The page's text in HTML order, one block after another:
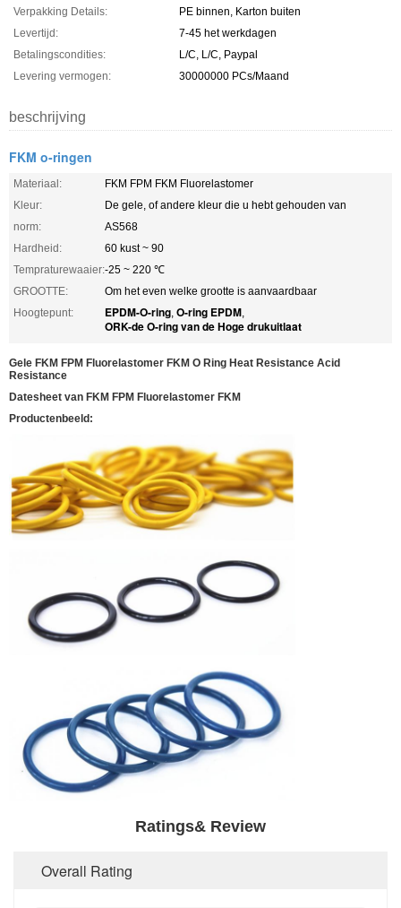
Verpakking Details:
PE binnen, Karton buiten
Levertijd:
7-45 het werkdagen
Betalingscondities:
L/C, L/C, Paypal
Levering vermogen:
30000000 PCs/Maand
beschrijving
FKM o-ringen
Materiaal:
FKM FPM FKM Fluorelastomer
Kleur:
De gele, of andere kleur die u hebt gehouden van
norm:
AS568
Hardheid:
60 kust ~ 90
Tempraturewaaier:-25 ~ 220 ℃
GROOTTE:
Om het even welke grootte is aanvaardbaar
Hoogtepunt:
EPDM-O-ring, O-ring EPDM,
ORK-de O-ring van de Hoge drukuitlaat
Gele FKM FPM Fluorelastomer FKM O Ring Heat Resistance Acid
Resistance
Datesheet van FKM FPM Fluorelastomer FKM
Productenbeeld:
Ratings& Review
Overall Rating